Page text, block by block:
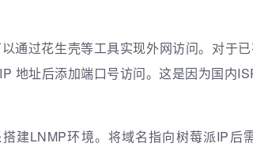
通过花生壳等工具实现外网访问。对于
地址后添加端口号访问。这是因为国内
建LNMP环境。将域名指向树莓派IP后